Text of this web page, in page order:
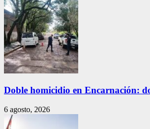
Doble homicidio en Encarnación:
6 agosto, 2026